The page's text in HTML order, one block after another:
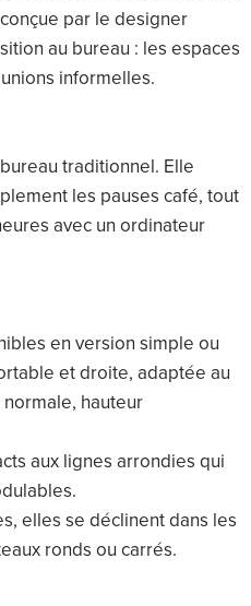
par le designer
au bureau : les espaces
informelles.
traditionnel. Elle
les pauses café, tout
avec un ordinateur
en version simple ou
et droite, adaptée au
hauteur
aux lignes arrondies qui
elles se déclinent dans les
ronds ou carrés.